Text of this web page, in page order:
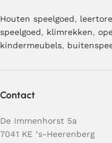
Houten speelgoed,
speelgoed, klimrekken,
kindermeubels,
Contact
De Immenhorst 5a
7041 KE ‘s-Heerenberg